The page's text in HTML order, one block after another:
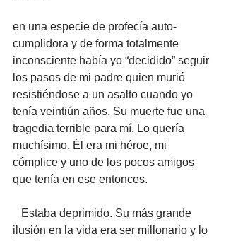
en una especie de profecía auto-
cumplidora y de forma totalmente
inconsciente había yo “decidido” seguir
los pasos de mi padre quien murió
resistiéndose a un asalto cuando yo
tenía veintiún años. Su muerte fue una
tragedia terrible para mí. Lo quería
muchísimo. Él era mi héroe, mi
cómplice y uno de los pocos amigos
que tenía en ese entonces.
ilusión en la vida era ser millonario y lo